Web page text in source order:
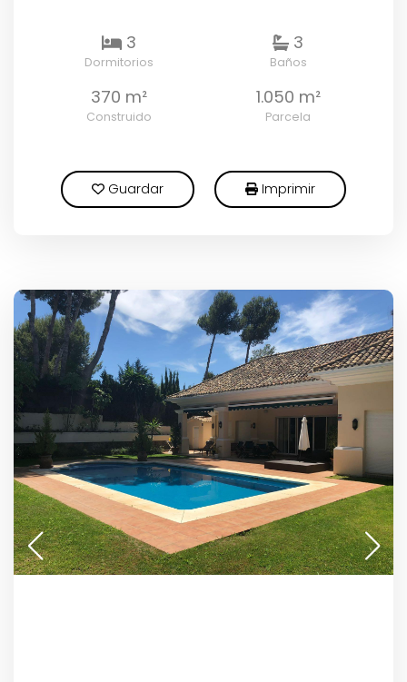
3
Dormitorios
3
Baños
370 m²
Construido
1.050 m²
Parcela
Guardar Imprimir